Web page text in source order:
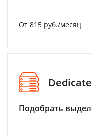
От 815 руб./месяц
Подобрать